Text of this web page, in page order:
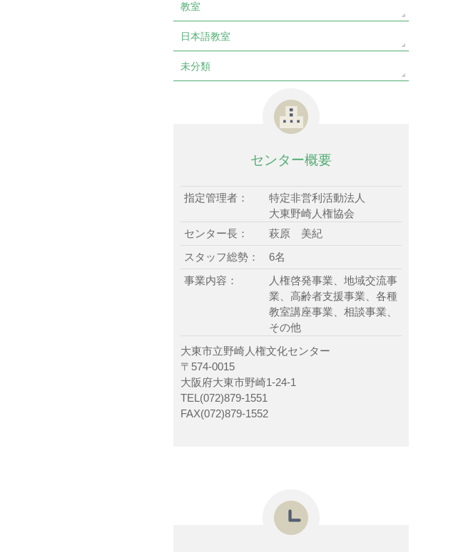
教室
日本語教室
未分類
センター概要
指定管理者：
特定非営利活動法人
大東野崎人権協会
センター長：
萩原 美紀
スタッフ総勢：
6名
事業内容：
人権啓発事業、地域交流事
業、高齢者支援事業、各種
教室講座事業、相談事業、
その他
大東市立野崎人権文化センター
〒574-0015
大阪府大東市野崎1-24-1
TEL(072)879-1551
FAX(072)879-1552